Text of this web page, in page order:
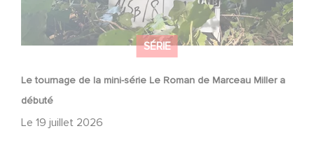
SÉRIE
Le tournage de la mini-série Le Roman de Marceau Miller a
débuté
Le 19 juillet 2026